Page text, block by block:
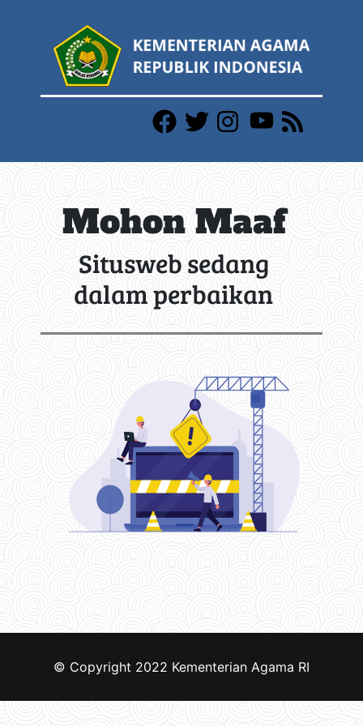
Mohon Maaf
Situsweb sedang
dalam perbaikan
© Copyright 2022 Kementerian Agama RI